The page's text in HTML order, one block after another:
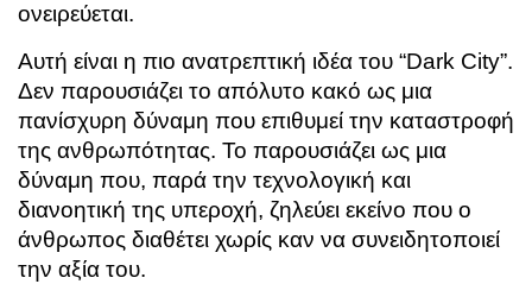
ονειρεύεται.
Αυτή είναι η πιο ανατρεπτική ιδέα του “Dark City”.
Δεν παρουσιάζει το απόλυτο κακό ως μια
πανίσχυρη δύναμη που επιθυμεί την καταστροφή
της ανθρωπότητας. Το παρουσιάζει ως μια
δύναμη που, παρά την τεχνολογική και
διανοητική της υπεροχή, ζηλεύει εκείνο που ο
άνθρωπος διαθέτει χωρίς καν να συνειδητοποιεί
την αξία του.